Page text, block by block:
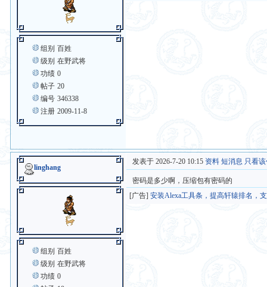
组别 百姓
级别 在野武将
功绩 0
帖子 20
编号 346338
注册 2009-11-8
linghang
组别 百姓
级别 在野武将
功绩 0
发表于 2026-7-20 10:15 资料 短消息 只看
密码是多少啊，压缩包有密码的
[广告]安装Alexa工具条，提高轩辕排名，